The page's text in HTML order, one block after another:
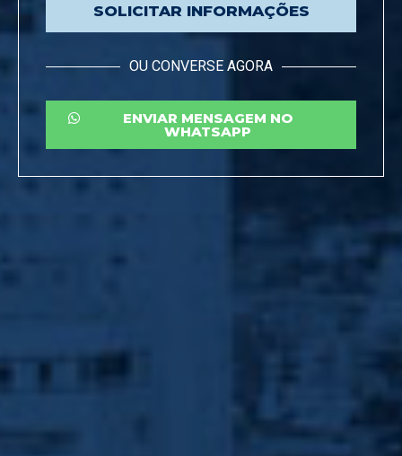
SOLICITAR INFORMAÇÕES
OU CONVERSE AGORA
ENVIAR MENSAGEM NO
WHATSAPP